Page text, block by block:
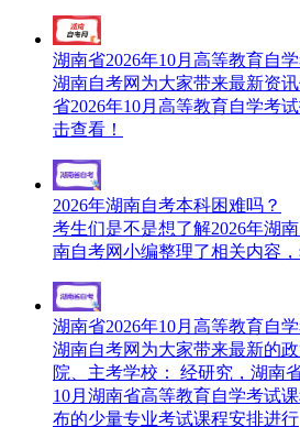
湖南省2026年10月高等教育自
湖南自考网为大家带来最新资
省2026年10月高等教育自学考
击查看！
2026年湖南自考本科困难吗？
考生们是不是想了解2026年湖
南自考网小编整理了相关内容
湖南省2026年10月高等教育自
湖南自考网为大家带来最新的
院、主考学校： 经研究，湖南
10月湖南省高等教育自学考试
布的少量专业考试课程安排进行